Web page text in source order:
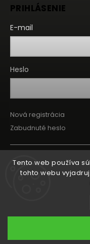
Tento web používa
tohto webu
PRIHLÁSENIE
E-mail
Heslo
Nová registrácia
Zabudnuté heslo